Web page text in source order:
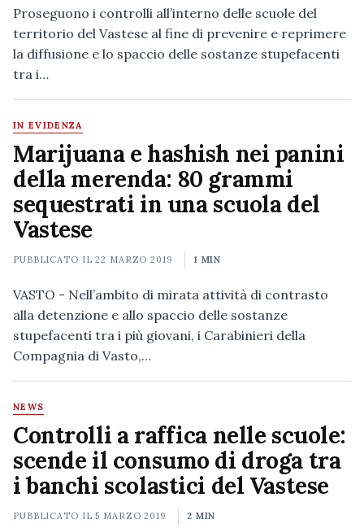
Proseguono i controlli all’interno delle scuole del
territorio del Vastese al fine di prevenire e reprimere
la diffusione e lo spaccio delle sostanze stupefacenti
tra i…
IN EVIDENZA
Marijuana e hashish nei panini
della merenda: 80 grammi
sequestrati in una scuola del
Vastese
PUBBLICATO IL22 MARZO 2019 1 MIN
VASTO - Nell’ambito di mirata attività di contrasto
alla detenzione e allo spaccio delle sostanze
stupefacenti tra i più giovani, i Carabinieri della
Compagnia di Vasto,…
NEWS
Controlli a raffica nelle scuole:
scende il consumo di droga tra
i banchi scolastici del Vastese
PUBBLICATO IL5 MARZO 2019 2 MIN